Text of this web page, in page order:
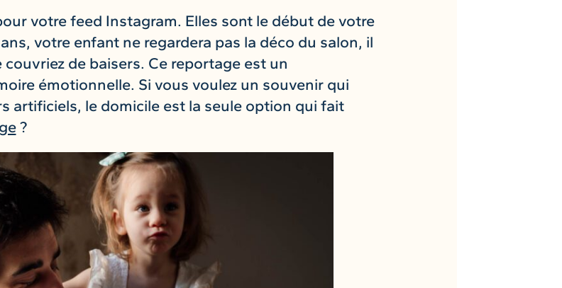
votre feed Instagram. Elles sont le début de votre
votre enfant ne regardera pas la déco du salon, il
de baisers. Ce reportage est un
émotionnelle. Si vous voulez un souvenir qui
artificiels, le domicile est la seule option qui fait
?